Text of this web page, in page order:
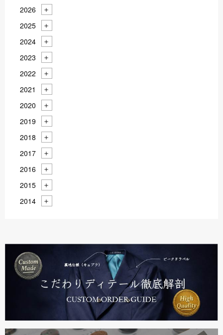
2026
2025
2024
2023
2022
2021
2020
2019
2018
2017
2016
2015
2014